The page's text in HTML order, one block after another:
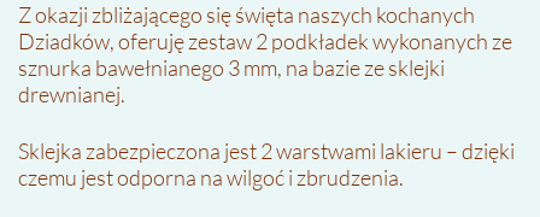
Z okazji zbliżającego się święta naszych kochanych
Dziadków, oferuję zestaw 2 podkładek wykonanych ze
sznurka bawełnianego 3 mm, na bazie ze sklejki
drewnianej.
Sklejka zabezpieczona jest 2 warstwami lakieru – dzięki
czemu jest odporna na wilgoć i zbrudzenia.